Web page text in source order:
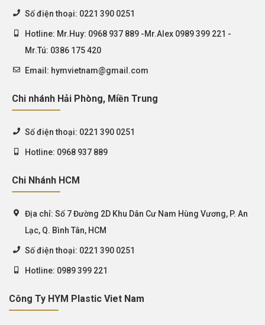
Số điện thoại: 0221 390 0251
Hotline: Mr.Huy: 0968 937 889 -Mr.Alex 0989 399 221 -
Mr.Tú: 0386 175 420
Email: hymvietnam@gmail.com
Chi nhánh Hải Phòng, Miền Trung
Số điện thoại: 0221 390 0251
Hotline: 0968 937 889
Chi Nhánh HCM
Địa chỉ: Số 7 Đường 2D Khu Dân Cư Nam Hùng Vương, P. An
Lạc, Q. Bình Tân, HCM
Số điện thoại: 0221 390 0251
Hotline: 0989 399 221
Công Ty HYM Plastic Viet Nam